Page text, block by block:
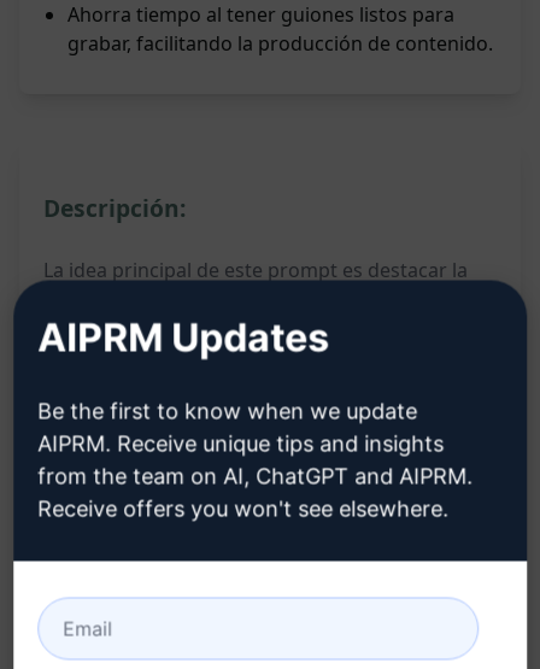
Ahorra tiempo al tener guiones listos para
grabar, facilitando la producción de contenido.
Descripción:
La idea principal de este prompt es destacar la
YouTube. Al completar el prompt con "Mejor
enfoca en resaltar la excelencia y calidad de un
guionista profesional para contenido de
YouTube. Al hacerlo, el usuario puede obtener
atractivo de su canal.
AIPRM Updates
Be the first to know when we update
AIPRM. Receive unique tips and insights
from the team on AI, ChatGPT and AIPRM.
Receive offers you won't see elsewhere.